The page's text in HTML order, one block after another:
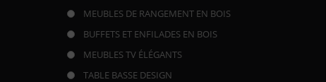
MEUBLES DE RANGEMENT EN BOIS
BUFFETS ET ENFILADES EN BOIS
MEUBLES TV ÉLÉGANTS
TABLE BASSE DESIGN